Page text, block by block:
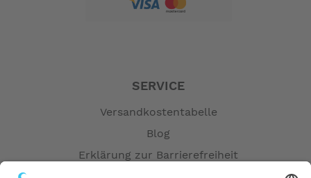
SERVICE
Versandkostentabelle
Blog
Erklärung zur Barrierefreiheit